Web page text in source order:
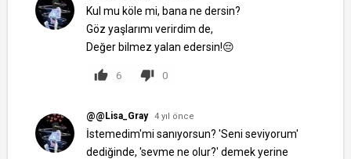
Kul mu köle mi, bana ne dersin?
Göz yaşlarımı verirdim de,
Değer bilmez yalan edersin!😔
6 0
@@Lisa_Gray 4 yıl önce
İstemedim'mi sanıyorsun? 'Seni seviyorum'
dediğinde, 'sevme ne olur?' demek yerine